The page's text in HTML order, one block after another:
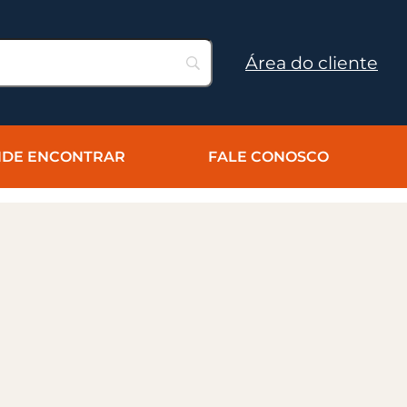
Área do cliente
ENCONTRAR FALE CONOSCO